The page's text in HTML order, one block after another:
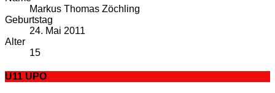
Markus Thomas Zöchling
Geburtstag
24. Mai 2011
Alter
15
U11 UPO